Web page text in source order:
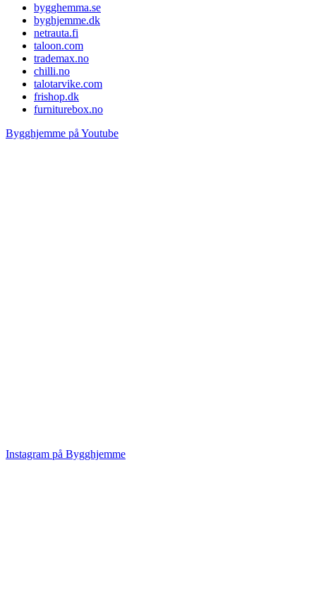
bygghemma.se
byghjemme.dk
netrauta.fi
taloon.com
trademax.no
chilli.no
talotarvike.com
frishop.dk
furniturebox.no
Bygghjemme på Youtube
Instagram på Bygghjemme